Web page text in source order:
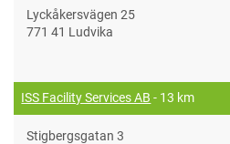
Lyckåkersvägen 25
771 41 Ludvika
ISS Facility Services AB - 13 km
Stigbergsgatan 3